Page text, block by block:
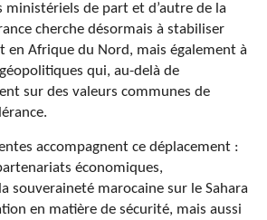
ministériels de part et d’autre de la
cherche désormais à stabiliser
en Afrique du Nord, mais également à
qui, au-delà de
sur des valeurs communes de
accompagnent ce déplacement :
économiques,
souveraineté marocaine sur le Sahara
en matière de sécurité, mais aussi